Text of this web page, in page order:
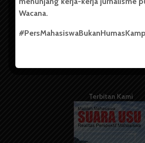
Pedoman Media Siber
Kode Etik Jurnalistik
Terbitan Kami
Wacana.